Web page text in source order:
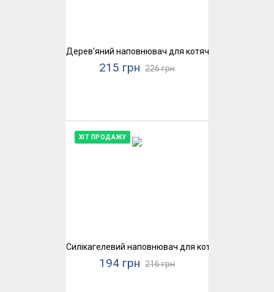
Дерев'яний наповнювач для котячого туалету
215 грн 226 грн
ХІТ ПРОДАЖУ
Силікагелевий наповнювач для котячого туалету
194 грн 216 грн